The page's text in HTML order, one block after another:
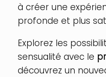
à créer une
profonde et plus
Explorez les
sensualité avec le
découvrez un